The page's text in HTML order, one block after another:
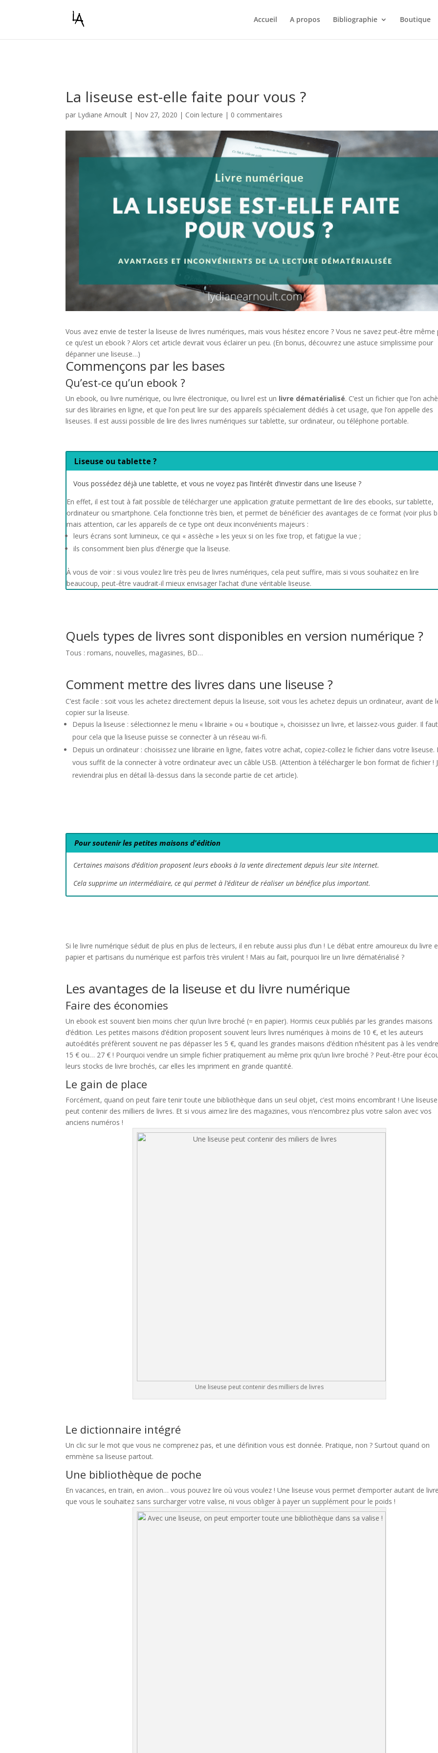
: Constant WP_CRON_LOCK_TIMEOUT already defined in /htdocs/wp-config.phpon line103
Accueil A propos Bibliographie Boutique
La liseuse est-elle faite pour vous ?
par Lydiane Arnoult | Nov 27, 2020 | Coin lecture | 0 commentaires
Vous avez envie de tester la liseuse de livres numériques, mais vous hésitez encore ? Vous ne savez peut-être même
ce qu’est un ebook ? Alors cet article devrait vous éclairer un peu. (En bonus, découvrez une astuce simplissime pour
dépanner une liseuse…)
Commençons par les bases
Qu’est-ce qu’un ebook ?
Un ebook, ou livre numérique, ou livre électronique, ou livrel est un livre dématérialisé. C’est un fichier que l’on
sur des librairies en ligne, et que l’on peut lire sur des appareils spécialement dédiés à cet usage, que l’on appelle des
liseuses. Il est aussi possible de lire des livres numériques sur tablette, sur ordinateur, ou téléphone portable.
Liseuse ou tablette ?
Vous possédez déjà une tablette, et vous ne voyez pas l’intérêt d’investir dans une liseuse ?
En effet, il est tout à fait possible de télécharger une application gratuite permettant de lire des ebooks, sur tablette,
ordinateur ou smartphone. Cela fonctionne très bien, et permet de bénéficier des avantages de ce format (voir plus
mais attention, car les appareils de ce type ont deux inconvénients majeurs :
leurs écrans sont lumineux, ce qui « assèche » les yeux si on les fixe trop, et fatigue la vue ;
ils consomment bien plus d’énergie que la liseuse.
À vous de voir : si vous voulez lire très peu de livres numériques, cela peut suffire, mais si vous souhaitez en lire
beaucoup, peut-être vaudrait-il mieux envisager l’achat d’une véritable liseuse.
Quels types de livres sont disponibles en version numérique ?
Tous : romans, nouvelles, magasines, BD…
Comment mettre des livres dans une liseuse ?
C’est facile : soit vous les achetez directement depuis la liseuse, soit vous les achetez depuis un ordinateur, avant de
copier sur la liseuse.
Depuis la liseuse : sélectionnez le menu « librairie » ou « boutique », choisissez un livre, et laissez-vous guider. Il faut
pour cela que la liseuse puisse se connecter à un réseau wi-fi.
Depuis un ordinateur : choisissez une librairie en ligne, faites votre achat, copiez-collez le fichier dans votre liseuse.
vous suffit de la connecter à votre ordinateur avec un câble USB. (Attention à télécharger le bon format de fichier !
reviendrai plus en détail là-dessus dans la seconde partie de cet article).
Pour soutenir les petites maisons d'édition
Certaines maisons d’édition proposent leurs ebooks à la vente directement depuis leur site Internet.
Cela supprime un intermédiaire, ce qui permet à l’éditeur de réaliser un bénéfice plus important.
Si le livre numérique séduit de plus en plus de lecteurs, il en rebute aussi plus d’un ! Le débat entre amoureux du livre
papier et partisans du numérique est parfois très virulent ! Mais au fait, pourquoi lire un livre dématérialisé ?
Les avantages de la liseuse et du livre numérique
Faire des économies
Un ebook est souvent bien moins cher qu’un livre broché (= en papier). Hormis ceux publiés par les grandes maisons
d’édition. Les petites maisons d’édition proposent souvent leurs livres numériques à moins de 10 €, et les auteurs
autoédités préfèrent souvent ne pas dépasser les 5 €, quand les grandes maisons d’édition n’hésitent pas à les
15 € ou… 27 € ! Pourquoi vendre un simple fichier pratiquement au même prix qu’un livre broché ? Peut-être pour
leurs stocks de livre brochés, car elles les impriment en grande quantité.
Le gain de place
Forcément, quand on peut faire tenir toute une bibliothèque dans un seul objet, c’est moins encombrant ! Une liseuse
peut contenir des milliers de livres. Et si vous aimez lire des magazines, vous n’encombrez plus votre salon avec vos
anciens numéros !
Une liseuse peut contenir des milliers de livres
Le dictionnaire intégré
Un clic sur le mot que vous ne comprenez pas, et une définition vous est donnée. Pratique, non ? Surtout quand on
emmène sa liseuse partout.
Une bibliothèque de poche
En vacances, en train, en avion… vous pouvez lire où vous voulez ! Une liseuse vous permet d’emporter autant de
que vous le souhaitez sans surcharger votre valise, ni vous obliger à payer un supplément pour le poids !